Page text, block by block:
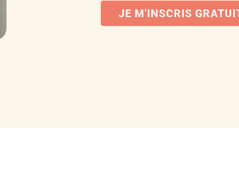
JE M'INSCRIS